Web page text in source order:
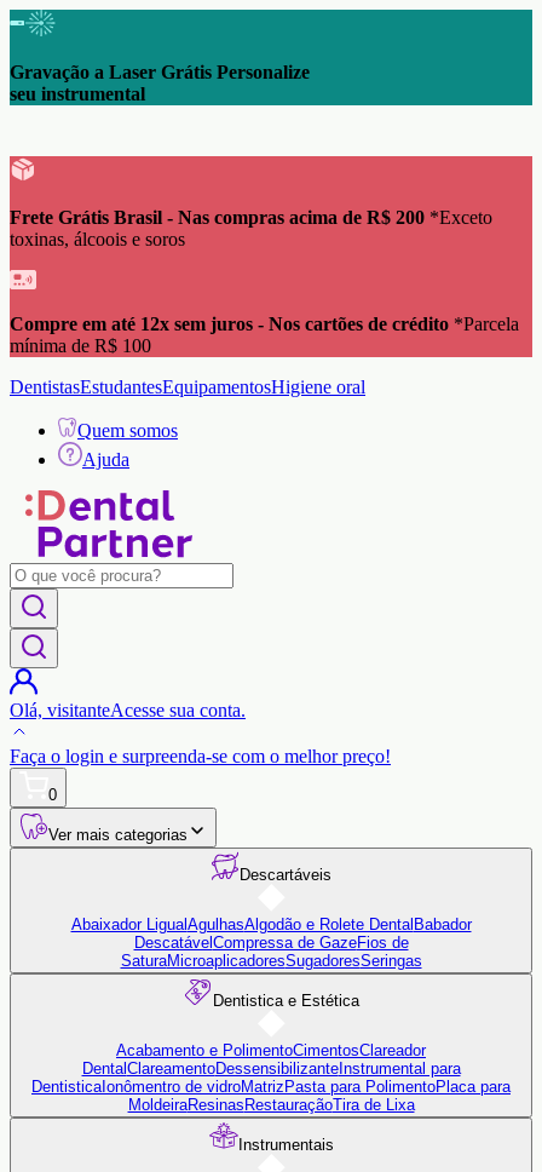
Gravação a Laser Grátis Personalize
seu instrumental
Frete Grátis Brasil - Nas compras acima de R$ 200 *Exceto
toxinas, álcoois e soros
Compre em até 12x sem juros - Nos cartões de crédito *Parcela
mínima de R$ 100
DentistasEstudantesEquipamentosHigiene oral
Quem somos
Ajuda
Olá, visitanteAcesse sua conta.
Faça o login e surpreenda-se com o melhor preço!
0
Ver mais categorias
Descartáveis
Abaixador Ligual AgulhasAlgodão e Rolete Dental Babador
Descatável Compressa de GazeFios de
SaturaMicroaplicadoresSugadoresSeringas
Dentistica e Estética
Acabamento e PolimentoCimentosClareador
Dental ClareamentoDessensibilizanteInstrumental para
Dentistica Ionômentro de vidroMatriz Pasta para PolimentoPlaca para
MoldeiraResinas RestauraçãoTira de Lixa
Instrumentais